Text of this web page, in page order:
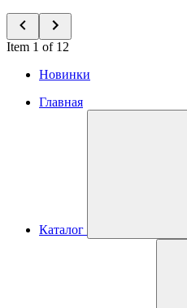
Item 1 of 12
Новинки
Главная
Каталог